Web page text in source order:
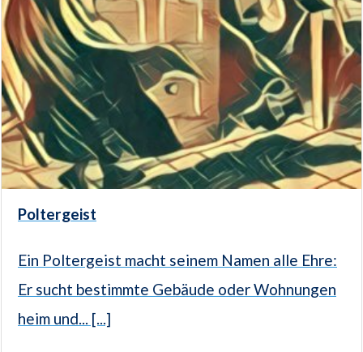
Poltergeist
Ein Poltergeist macht seinem Namen alle Ehre:
Er sucht bestimmte Gebäude oder Wohnungen
heim und... [...]